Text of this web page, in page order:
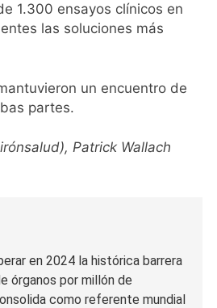
1.300 ensayos clínicos en
las soluciones más
un encuentro de
partes.
Patrick Wallach
en 2024 la histórica barrera
órganos por millón de
como referente mundial